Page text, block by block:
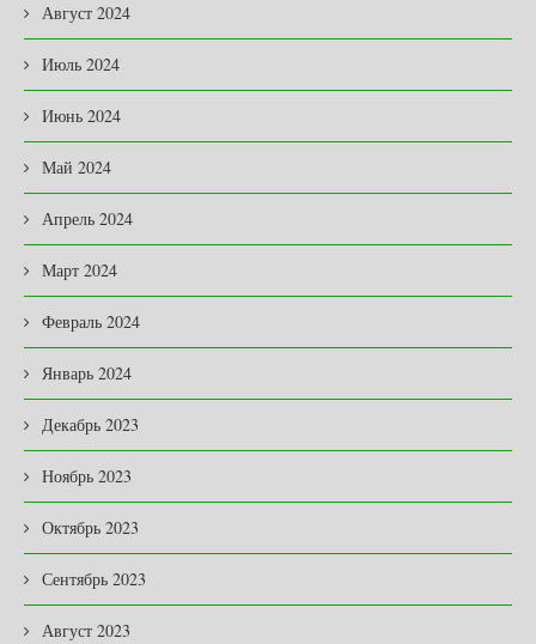
Август 2024
Июль 2024
Июнь 2024
Май 2024
Апрель 2024
Март 2024
Февраль 2024
Январь 2024
Декабрь 2023
Ноябрь 2023
Октябрь 2023
Сентябрь 2023
Август 2023